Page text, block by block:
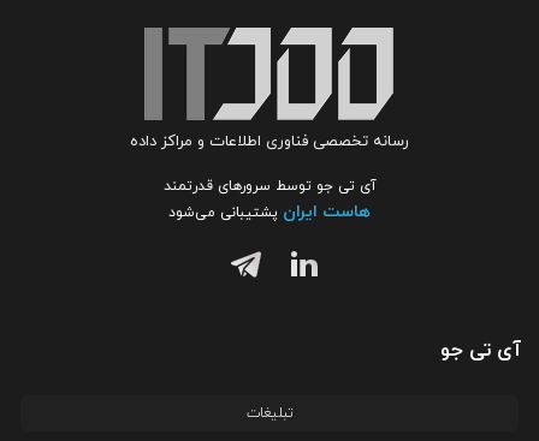
رسانه تخصصی فناوری اطلاعات و مراکز داده
آی تی جو توسط سرورهای قدرتمند
هاست ایران پشتیبانی می‌شود
آی تی جو
تبلیغات